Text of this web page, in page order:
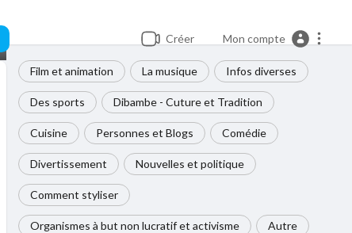
Créer Mon compte
Film et animation La musique Infos diverses
Des sports Dibambe - Cuture et Tradition
Cuisine Personnes et Blogs Comédie
Divertissement Nouvelles et politique
Comment styliser
Organismes à but non lucratif et activisme Autre